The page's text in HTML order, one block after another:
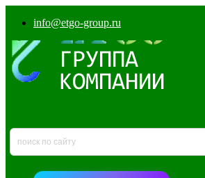
info@etgo-group.ru